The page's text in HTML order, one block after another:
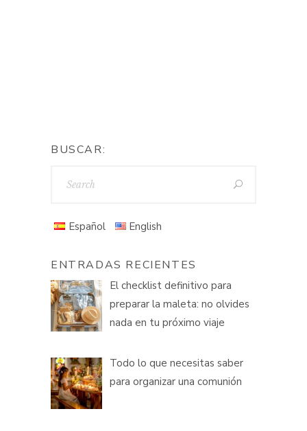
BUSCAR:
Español English
ENTRADAS RECIENTES
El checklist definitivo para
preparar la maleta: no olvides
nada en tu próximo viaje
Todo lo que necesitas saber
para organizar una comunión